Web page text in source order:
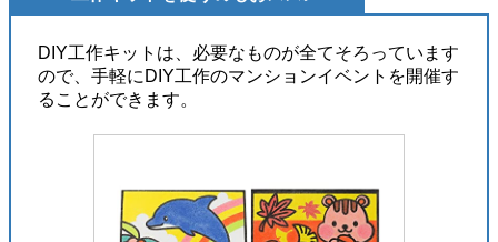
DIY工作キットは、必要なものが全てそろっています
ので、手軽にDIY工作のマンションイベントを開催す
ることができます。